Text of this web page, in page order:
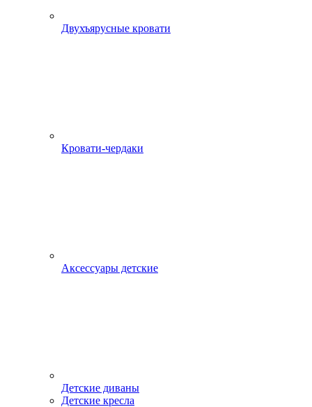
Двухъярусные кровати
Кровати-чердаки
Аксессуары детские
Детские диваны
Детские кресла